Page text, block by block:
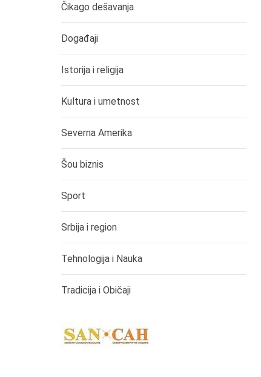
Čikago dešavanja
Događaji
Istorija i religija
Kultura i umetnost
Severna Amerika
Šou biznis
Sport
Srbija i region
Tehnologija i Nauka
Tradicija i Običaji